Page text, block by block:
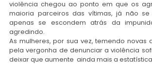
violência chegou ao ponto em que os
maioria parceiros das vítimas, já não se
apenas se escondem atrás da
agredindo.
As mulheres, por sua vez, temendo novas
pela vergonha de denunciar a violência
deixar que aumente ainda mais a